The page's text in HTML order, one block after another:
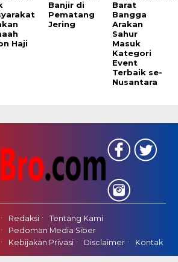
Haji
Banjir di
Pematang
Jering
Barat
Bangga
Arakan
Sahur
Masuk
Kategori
Event
Terbaik se-
Nusantara
Redaksi
Tentang Kami
Pedoman Media Siber
Kebijakan Privasi
Disclaimer Kontak